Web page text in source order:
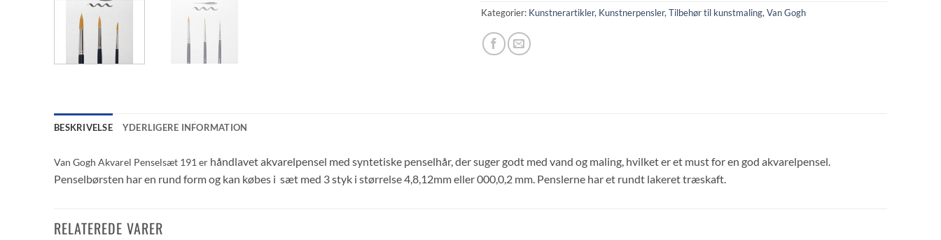
Kategorier: Kunstnerartikler, Kunstnerpensler,Tilbehør til kunstmaling,Van Gogh
BESKRIVELSE YDERLIGERE INFORMATION
Van Gogh Akvarel Penselsæt 191 er håndlavet akvarelpensel med syntetiske penselhår, der suger godt med vand og maling, hvilket er et must for en god akvarelpensel.
Penselbørsten har en rund form og kan købes i sæt med 3 styk i størrelse 4,8,12mm eller 000,0,2 mm. Penslerne har et rundt lakeret træskaft.
RELATEREDE VARER